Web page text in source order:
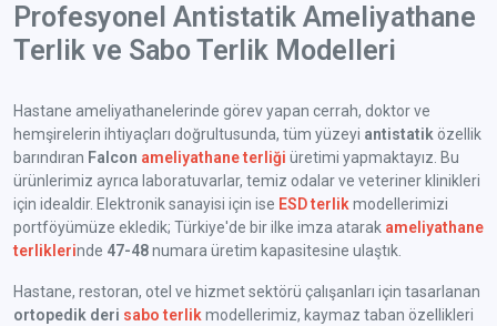
Profesyonel Antistatik Ameliyathane
Terlik ve Sabo Terlik Modelleri
Hastane ameliyathanelerinde görev yapan cerrah, doktor ve
hemşirelerin ihtiyaçları doğrultusunda, tüm yüzeyi antistatik özellik
barındıran Falcon ameliyathane terliği üretimi yapmaktayız. Bu
ürünlerimiz ayrıca laboratuvarlar, temiz odalar ve veteriner klinikleri
için idealdir. Elektronik sanayisi için ise ESD terlikmodellerimizi
portföyümüze ekledik; Türkiye'de bir ilke imza atarak ameliyathane
terliklerinde 47-48numara üretim kapasitesine ulaştık.
Hastane, restoran, otel ve hizmet sektörü çalışanları için tasarlanan
ortopedik deri sabo terlikmodellerimiz, kaymaz taban özellikleri